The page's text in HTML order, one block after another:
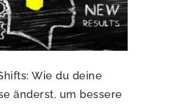
Wie du deine
änderst, um bessere